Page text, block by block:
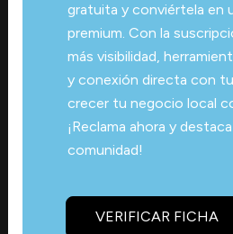
gratuita y conviértela en
premium. Con la
más visibilidad,
y conexión directa con
crecer tu negocio local
¡Reclama ahora y
comunidad!
VERIFICAR FICHA